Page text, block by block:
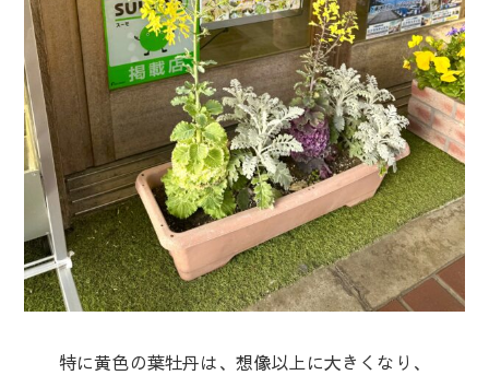
特に黄色の葉牡丹は、想像以上に大きくなり、